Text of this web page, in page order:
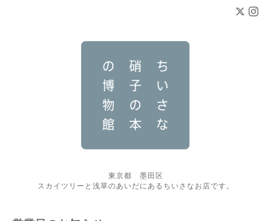
東京都 墨田区
スカイツリーと浅草のあいだにあるちいさなお店です。